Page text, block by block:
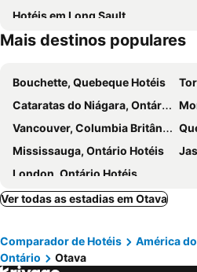
Hotéis em Long Sault
Mais destinos populares
Bouchette, Quebeque Hotéis
Cataratas do Niágara, Ontário Hotéis
Vancouver, Columbia Britânica Hotéis
Mississauga, Ontário Hotéis
London, Ontário Hotéis
Ver todas as estadias em Otava
Comparador de Hotéis América
Ontário
Otava